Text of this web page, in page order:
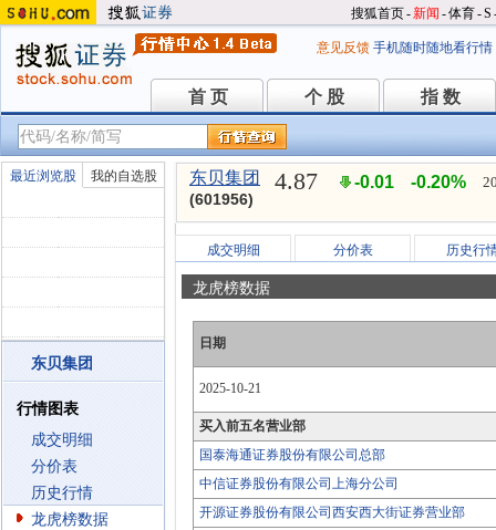
搜狐首页-新闻 -体育-S
意见反馈 手机随时随地看行情
首 页
首 页 个 股
个 股 指 数
指 数
最近浏览股 我的自选股
东贝集团
行情图表
成交明细
分价表
历史行情
龙虎榜数据
东贝集团
(601956)
4.87 -0.01 -0.20%
成交明细 分价表 历史行
龙虎榜数据
日期
2025-10-21
买入前五名营业部
国泰海通证券股份有限公司总部
中信证券股份有限公司上海分公司
开源证券股份有限公司西安西大街证券营业部